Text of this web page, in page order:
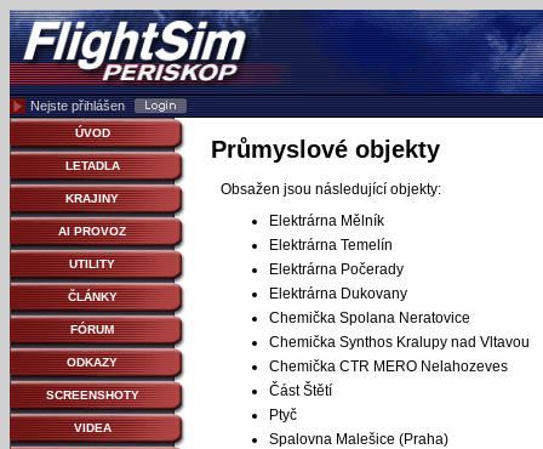
Nejste přihlášen
ÚVOD
LETADLA
KRAJINY
AI PROVOZ
UTILITY
ČLÁNKY
FÓRUM
ODKAZY
SCREENSHOTY
VIDEA
Průmyslové objekty
Obsažen jsou následující objekty:
Elektrárna Mělník
Elektrárna Temelín
Elektrárna Počerady
Elektrárna Dukovany
Chemička Spolana Neratovice
Chemička Synthos Kralupy nad Vltavou
Chemička CTR MERO Nelahozeves
Část Štětí
Ptyč
Spalovna Malešice (Praha)